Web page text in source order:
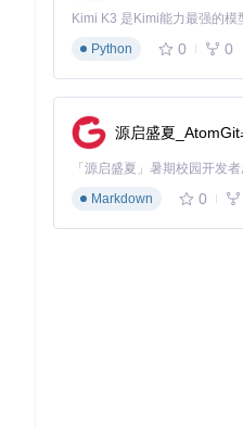
操作步骤：
以管理员身份打开
.\configure.ps1
-
.\time_capsule.ps1
验证锁定状态
Python
0 0
源启盛夏
Markdown
0